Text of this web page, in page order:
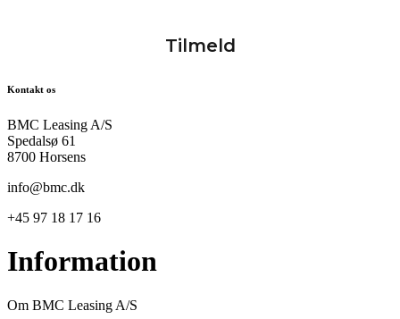
Kontakt os
BMC Leasing A/S
Spedalsø 61
8700 Horsens
info@bmc.dk
+45 97 18 17 16
Information
Om BMC Leasing A/S